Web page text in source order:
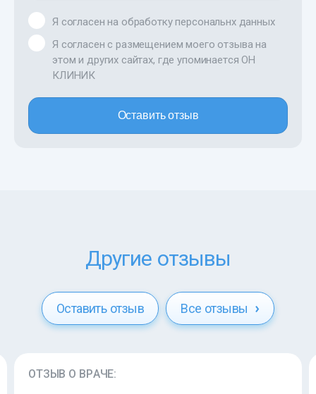
Я согласен на обработку персональнх данных
Я согласен с размещением моего отзыва на
этом и других сайтах, где упоминается ОН
КЛИНИК
Оставить отзыв
Другие отзывы
Оставить отзыв Все отзывы
ОТЗЫВ О ВРАЧЕ: